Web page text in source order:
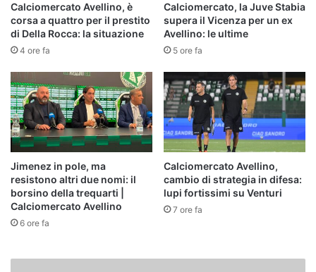
Calciomercato Avellino, è
corsa a quattro per il prestito
di Della Rocca: la situazione
4 ore fa
Calciomercato, la Juve Stabia
supera il Vicenza per un ex
Avellino: le ultime
5 ore fa
Jimenez in pole, ma
resistono altri due nomi: il
borsino della trequarti |
Calciomercato Avellino
6 ore fa
Calciomercato Avellino,
cambio di strategia in difesa:
lupi fortissimi su Venturi
7 ore fa